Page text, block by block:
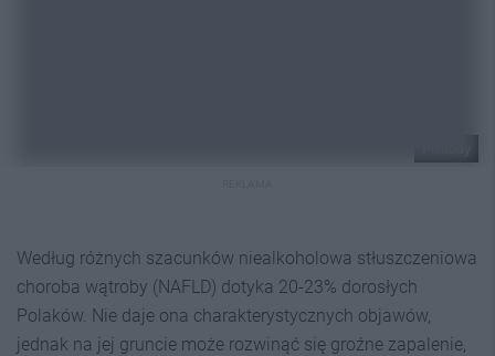
Według różnych szacunków niealkoholowa stłuszczeniowa
choroba wątroby (NAFLD) dotyka 20-23% dorosłych
Polaków. Nie daje ona charakterystycznych objawów,
jednak na jej gruncie może rozwinąć się groźne zapalenie,